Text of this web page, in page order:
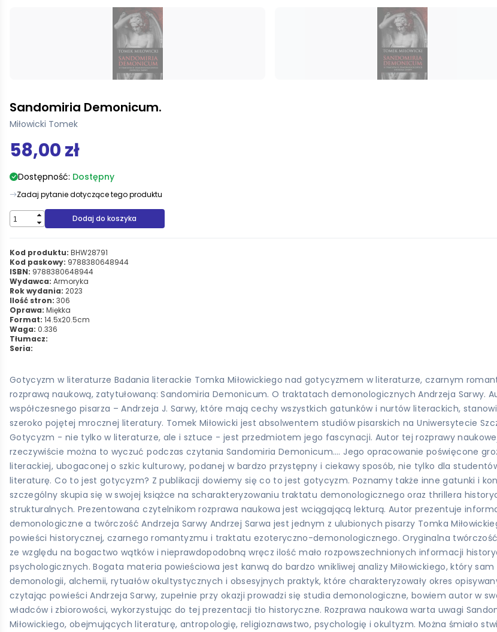
Sandomiria Demonicum.
Miłowicki Tomek
58,00 zł
Dostępność: Dostępny
Zadaj pytanie dotyczące tego produktu
Dodaj do koszyka
Kod produktu: BHW28791
Kod paskowy: 9788380648944
ISBN: 9788380648944
Wydawca: Armoryka
Rok wydania: 2023
Ilość stron: 306
Oprawa: Miękka
Format: 14.5x20.5cm
Waga: 0.336
Tłumacz:
Seria:
Gotycyzm w literaturze Badania literackie Tomka Miłowickiego nad gotycyzmem w literaturze, czarnym
rozprawą naukową, zatytułowaną: Sandomiria Demonicum. O traktatach demonologicznych Andrzeja Sarwy.
współczesnego pisarza – Andrzeja J. Sarwy, które mają cechy wszystkich gatunków i nurtów literackich,
szeroko pojętej mrocznej literatury. Tomek Miłowicki jest absolwentem studiów pisarskich na Uniwersytecie
Gotycyzm - nie tylko w literaturze, ale i sztuce - jest przedmiotem jego fascynacji. Autor tej rozprawy
rzeczywiście można to wyczuć podczas czytania Sandomiria Demonicum…. Jego opracowanie poświęcone
literackiej, ubogaconej o szkic kulturowy, podanej w bardzo przystępny i ciekawy sposób, nie tylko dla
literaturę. Co to jest gotycyzm? Z publikacji dowiemy się co to jest gotycyzm. Poznamy także inne gatunki i
szczególny skupia się w swojej książce na scharakteryzowaniu traktatu demonologicznego oraz thrillera
strukturalnych. Prezentowana czytelnikom rozprawa naukowa jest wciągającą lekturą. Autor prezentuje
demonologiczne a twórczość Andrzeja Sarwy Andrzej Sarwa jest jednym z ulubionych pisarzy Tomka
powieści historycznej, czarnego romantyzmu i traktatu ezoteryczno-demonologicznego. Oryginalna
ze względu na bogactwo wątków i nieprawdopodobną wręcz ilość mało rozpowszechnionych informacji
psychologicznych. Bogata materia powieściowa jest kanwą do bardzo wnikliwej analizy Miłowickiego, który sam
demonologii, alchemii, rytuałów okultystycznych i obsesyjnych praktyk, które charakteryzowały okres
czytając powieści Andrzeja Sarwy, zupełnie przy okazji prowadzi się studia demonologiczne, bowiem autor w
władców i zbiorowości, wykorzystując do tej prezentacji tło historyczne. Rozprawa naukowa warta uwagi
Miłowickiego, obejmujących literaturę, antropologię, religioznawstwo, psychologię i okultyzm. Można śmiało